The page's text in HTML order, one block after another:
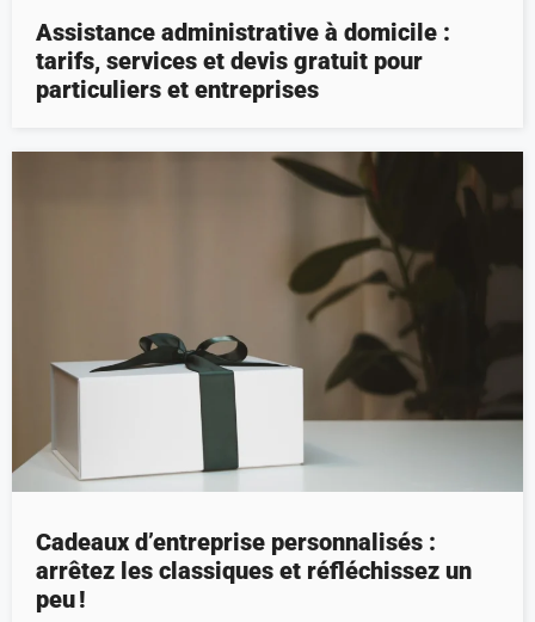
Assistance administrative à domicile :
tarifs, services et devis gratuit pour
particuliers et entreprises
Cadeaux d’entreprise personnalisés :
arrêtez les classiques et réfléchissez un
peu !